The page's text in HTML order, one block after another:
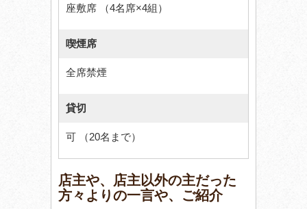
座敷席 （4名席×4組）
喫煙席
全席禁煙
貸切
可 （20名まで）
店主や、店主以外の主だった
方々よりの一言や、ご紹介